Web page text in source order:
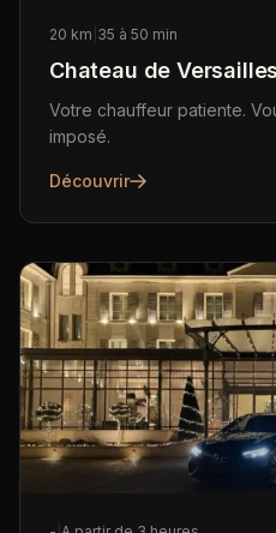
20 km 35 à 50 min
Chateau de Versailles
Votre chauffeur patiente.
imposé.
Découvrir